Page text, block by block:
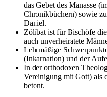
das Gebet des Manasse
Chronikbüchern) sowie
Daniel.
Zölibat ist für Bischöfe
auch unverheiratete
Lehrmäßige
(Inkarnation) und der
In der orthodoxen
Vereinigung mit Gott) als
betont.